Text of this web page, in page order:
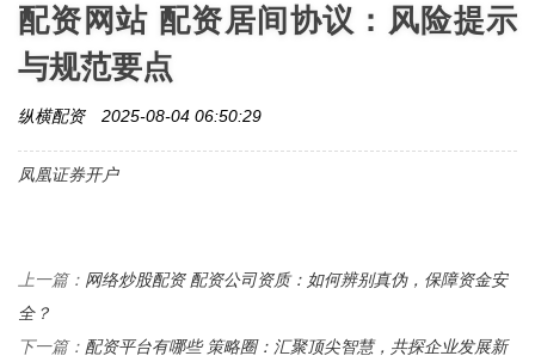
配资网站 配资居间协议：风险提示
与规范要点
纵横配资 2025-08-04 06:50:29
凤凰证券开户
上一篇： 网络炒股配资 配资公司资质：如何辨别真伪，保障资金安
全？
下一篇： 配资平台有哪些 策略圈：汇聚顶尖智慧，共探企业发展新